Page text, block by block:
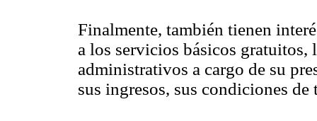
Finalmente, también tienen
a los servicios básicos gratuitos,
administrativos a cargo de su
sus ingresos, sus condiciones